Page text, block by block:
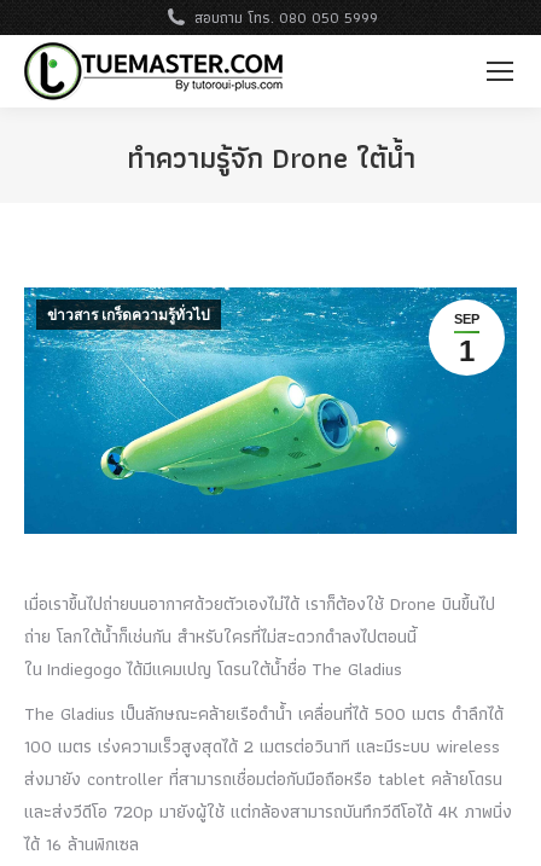
สอบถาม โทร. 080 050 5999
ทำความรู้จัก Drone ใต้น้ำ
SEP
1
ข่าวสาร เกร็ดความรู้ทั่วไป
เมื่อเราขึ้นไปถ่ายบนอากาศด้วยตัวเองไม่ได้ เราก็ต้องใช้ Drone บินขึ้นไป
ถ่าย โลกใต้น้ำก็เช่นกัน สำหรับใครที่ไม่สะดวกดำลงไปตอนนี้
ใน Indiegogo ได้มีแคมเปญ โดรนใต้น้ำชื่อ The Gladius
The Gladius เป็นลักษณะคล้ายเรือดำน้ำ เคลื่อนที่ได้ 500 เมตร ดำลึกได้
100 เมตร เร่งความเร็วสูงสุดได้ 2 เมตรต่อวินาที และมีระบบ wireless
ส่งมายัง controller ที่สามารถเชื่อมต่อกับมือถือหรือ tablet คล้ายโดรน
และส่งวีดีโอ 720p มายังผู้ใช้ แต่กล้องสามารถบันทึกวีดีโอได้ 4K ภาพนิ่ง
ได้ 16 ล้านพิกเซล